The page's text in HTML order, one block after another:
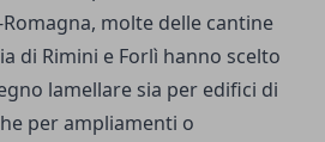
molte delle cantine
di Rimini e Forlì hanno scelto
lamellare sia per edifici di
per ampliamenti o